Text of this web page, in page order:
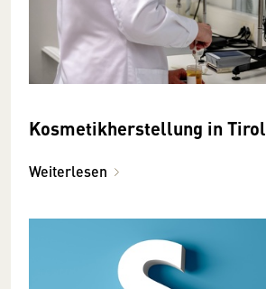
Kosmetikherstellung in Tirol
Weiterlesen